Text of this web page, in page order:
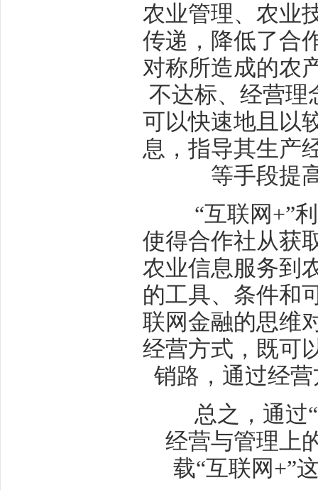
农业管理、农业
传递，降低了合
对称所造成的农
不达标、经营理
可以快速地且以
息，指导其生产
等手段提
“互联网+”利
使得合作社从获
农业信息服务到
的工具、条件和
联网金融的思维
经营方式，既可
销路，通过经
总之，通过“
经营与管理上
载“互联网+”